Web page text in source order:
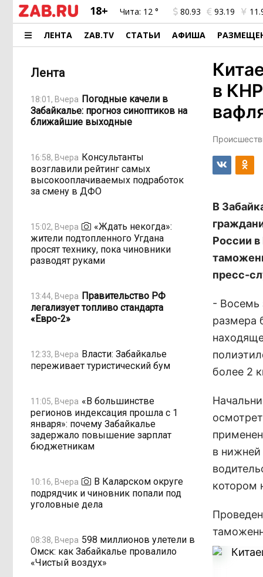
18+ Чита: 12 ° 80.93 93.19
ЛЕНТА ZAB.TV СТАТЬИ АФИША
Лента
18:01, Вчера Погодные качели в
Забайкалье: прогноз синоптиков на
ближайшие выходные
16:58, Вчера Консультанты
возглавили рейтинг самых
высокооплачиваемых подработок
за смену в ДФО
15:02, Вчера
«Ждать некогда»:
жители подтопленного Угдана
просят технику, пока чиновники
разводят руками
13:44, Вчера Правительство РФ
легализует топливо стандарта
«Евро-2»
12:33, Вчера Власти: Забайкалье
переживает туристический бум
11:05, Вчера «В большинстве
регионов индексация прошла с 1
января»: почему Забайкалье
задержало повышение зарплат
бюджетникам
10:16, Вчера
В Каларском округе
подрядчик и чиновник попали под
уголовные дела
08:38, Вчера 598 миллионов улетели в
Омск: как Забайкалье провалило
«Чистый воздух»
в
В
России
пресс-
- Восемь
размера
более 2
в нижней
котором